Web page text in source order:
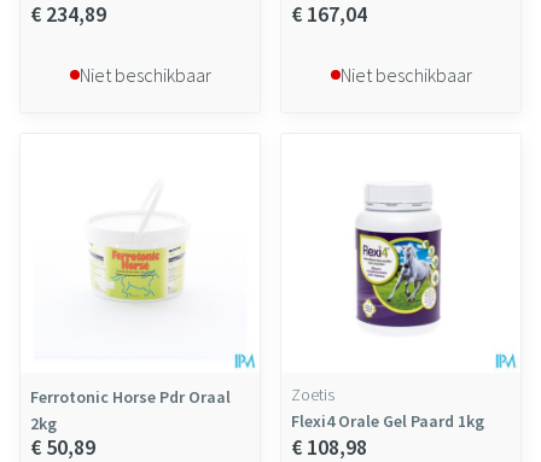
€ 234,89
Niet beschikbaar
€ 167,04
Niet beschikbaar
Ferrotonic Horse Pdr Oraal
2kg
€ 50,89
Zoetis
Flexi4 Orale Gel Paard 1kg
€ 108,98